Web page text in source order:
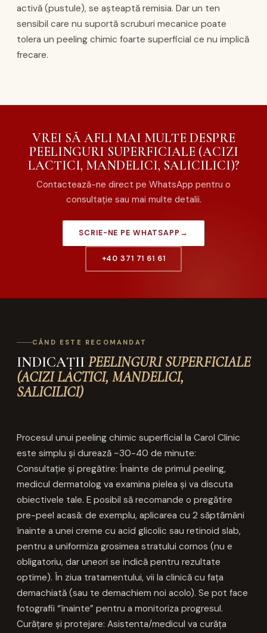
activă (pustule), se așteaptă remisia. Dar un ten
sensibil care nu suportă scruburi mecanice poate
tolera un peeling chimic foarte superficial ce nu implică
frecare.
VREI SĂ AFLI MAI MULTE DESPRE
PEELINGURI SUPERFICIALE (ACIZI
LACTICI, MANDELICI, SALICILICI)?
Contactează-ne direct pe WhatsApp pentru o
consultație sau mai multe detalii.
SCRIE-NE PE WHATSAPP →
+40 371 71 61 61
CÂND ESTE RECOMANDAT
INDICAȚII PEELINGURI SUPERFICIALE
(ACIZI LACTICI, MANDELICI,
SALICILICI)
Procesul unui peeling chimic superficial la Carol Clinic
este simplu și durează ~30-40 de minute:
Consultație și pregătire: Înainte de primul peeling,
medicul dermatolog va examina pielea și va discuta
obiectivele tale. E posibil să recomande o pregătire
pre-peel acasă: de exemplu, aplicarea cu 2 săptămâni
înainte a unei creme cu acid glicolic sau retinoid slab,
pentru a uniformiza grosimea stratului cornos (nu e
obligatoriu, dar uneori se indică pentru rezultate
optime). În ziua tratamentului, vii la clinică cu fața
demachiată (sau te demachiem noi acolo). Se pot face
fotografii “înainte” pentru a monitoriza progresul.
Curățare și protejare: Asistenta/medicul va curăța